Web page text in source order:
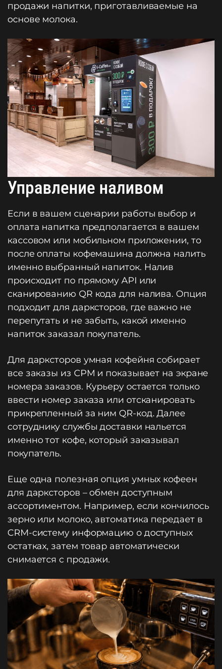
продажи напитки, приготавливаемые на
основе молока.
Управление наливом
Если в вашем сценарии работы выбор и
оплата напитка предполагается в вашем
кассовом или мобильном приложении, то
после оплаты кофемашина должна налить
именно выбранный напиток. Налив
происходит по прямому API или
сканированию QR кода для налива. Опция
подходит для дарксторов, где важно не
перепутать и не забыть, какой именно
напиток заказал покупатель.
Для дарксторов умная кофейня собирает
все заказы из СРМ и показывает на экране
номера заказов. Курьеру остается только
ввести номер заказа или отсканировать
прикрепленный за ним QR-код. Далее
сотруднику службы доставки нальется
именно тот кофе, который заказывал
покупатель.
Еще одна полезная опция умных кофеен
для дарксторов – обмен доступным
ассортиментом. Например, если кончилось
зерно или молоко, автоматика передает в
CRM-систему информацию о доступных
остатках, затем товар автоматически
снимается с продажи.